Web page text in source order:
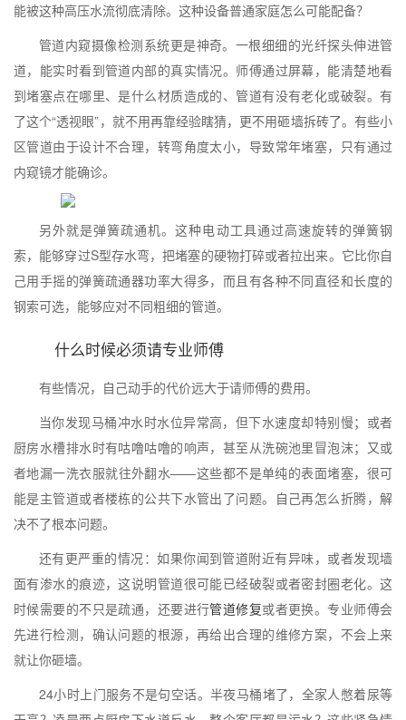
能被这种高压水流彻底清除。这种设备普通家庭怎么可能配备？
管道内窥摄像检测系统更是神奇。一根细细的光纤探头伸进管
道，能实时看到管道内部的真实情况。师傅通过屏幕，能清楚地看
到堵塞点在哪里、是什么材质造成的、管道有没有老化或破裂。有
了这个“透视眼”，就不用再靠经验瞎猜，更不用砸墙拆砖了。有些小
区管道由于设计不合理，转弯角度太小，导致常年堵塞，只有通过
内窥镜才能确诊。
另外就是弹簧疏通机。这种电动工具通过高速旋转的弹簧钢
索，能够穿过S型存水弯，把堵塞的硬物打碎或者拉出来。它比你自
己用手摇的弹簧疏通器功率大得多，而且有各种不同直径和长度的
钢索可选，能够应对不同粗细的管道。
什么时候必须请专业师傅
有些情况，自己动手的代价远大于请师傅的费用。
当你发现马桶冲水时水位异常高，但下水速度却特别慢；或者
厨房水槽排水时有咕噜咕噜的响声，甚至从洗碗池里冒泡沫；又或
者地漏一洗衣服就往外翻水——这些都不是单纯的表面堵塞，很可
能是主管道或者楼栋的公共下水管出了问题。自己再怎么折腾，解
决不了根本问题。
还有更严重的情况：如果你闻到管道附近有异味，或者发现墙
面有渗水的痕迹，这说明管道很可能已经破裂或者密封圈老化。这
时候需要的不只是疏通，还要进行管道修复或者更换。专业师傅会
先进行检测，确认问题的根源，再给出合理的维修方案，不会上来
就让你砸墙。
24小时上门服务不是句空话。半夜马桶堵了，全家人憋着尿等